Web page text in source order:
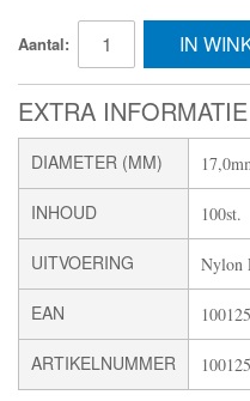
Aantal: IN
EXTRA INFORMATIE
DIAMETER (MM)
INHOUD 100st.
UITVOERING Nylon
EAN
ARTIKELNUMMER